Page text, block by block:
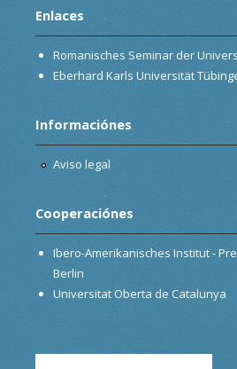
Enlaces
Romanisches Seminar der
Eberhard Karls Universität
Informaciónes
Aviso legal
Cooperaciónes
Ibero-Amerikanisches Institut -
Berlin
Universitat Oberta de Catalunya